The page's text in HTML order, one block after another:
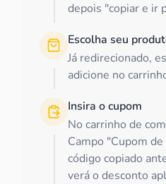
depois "copiar e ir
Escolha seu
Já redirecionado,
adicione no
Insira o cupom
No carrinho de
Campo "Cupom
código copiado
verá o desconto